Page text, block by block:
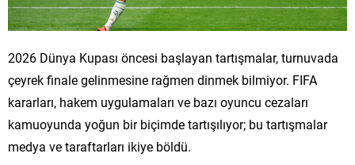
2026 Dünya Kupası öncesi başlayan tartışmalar, turnuvada
çeyrek finale gelinmesine rağmen dinmek bilmiyor. FIFA
kararları, hakem uygulamaları ve bazı oyuncu cezaları
kamuoyunda yoğun bir biçimde tartışılıyor; bu tartışmalar
medya ve taraftarları ikiye böldü.